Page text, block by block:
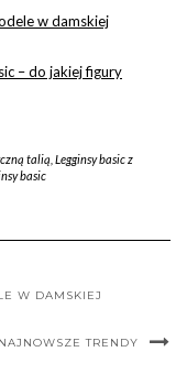
w damskiej
– do jakiej figury
talią Legginsy basic z
basic
W DAMSKIEJ
TRENDY